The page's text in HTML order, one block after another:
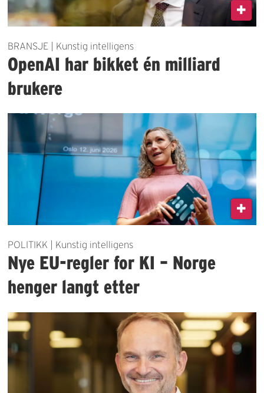
BRANSJE | Kunstig intelligens
OpenAI har bikket én milliard
brukere
POLITIKK | Kunstig intelligens
Nye EU-regler for KI – Norge
henger langt etter